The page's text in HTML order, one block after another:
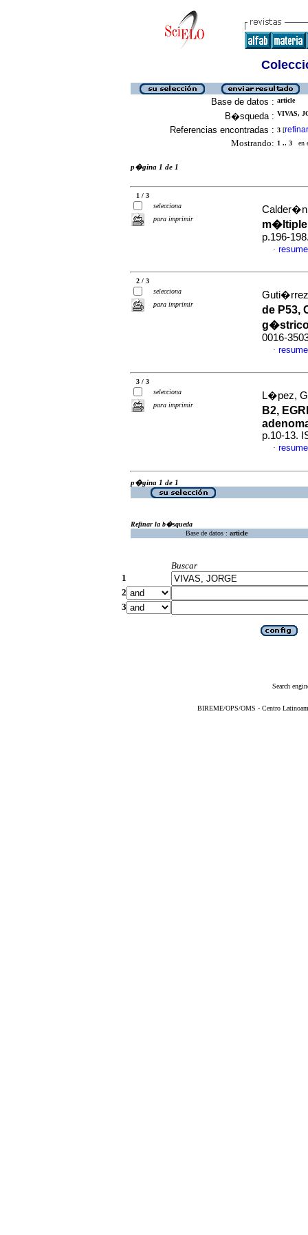
Base de datos : article
B�squeda : VIVAS,
Referencias encontradas : 3 [refinar
Mostrando: 1 .. 3 en
p�gina 1 de 1
1 / 3
selecciona
para imprimir
m�ltiple
p.196-
·
2 / 3
selecciona
para imprimir
de P53,
0016-
·
3 / 3
selecciona
para imprimir
L�pez,
B2,
p.10-13.
·
p�gina 1 de 1
Refinar la b�squeda
Base de datos : article
Buscar
1
2
3
Search
BIREME/OPS/OMS - Centro